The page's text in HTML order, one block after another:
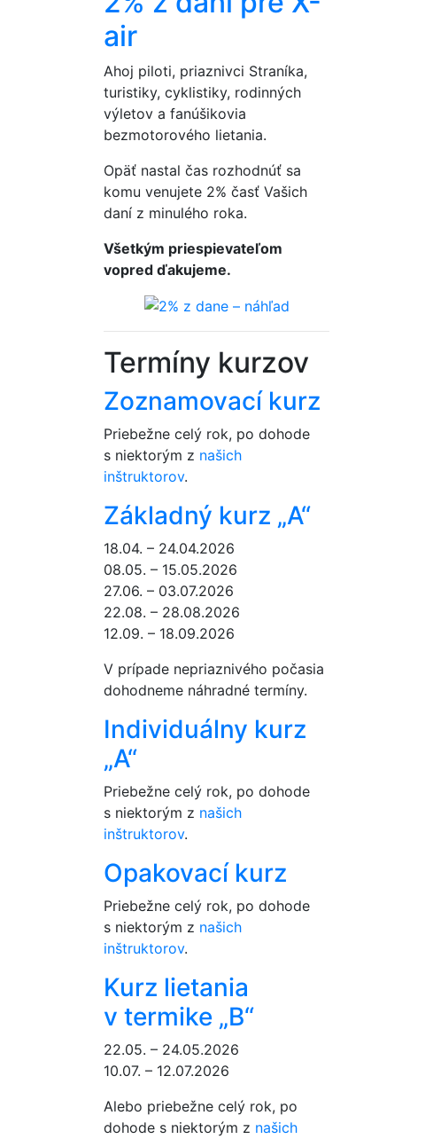
air
Ahoj piloti, priaznivci Straníka,
turistiky, cyklistiky, rodinných
výletov a fanúšikovia
bezmotorového lietania.
Opäť nastal čas rozhodnúť sa
komu venujete 2% časť Vašich
daní z minulého roka.
Všetkým priespievateľom
vopred ďakujeme.
Termíny kurzov
Zoznamovací kurz
Priebežne celý rok, po dohode
s niektorým z našich
inštruktorov.
Základný kurz „A“
18.04. – 24.04.2026
08.05. – 15.05.2026
27.06. – 03.07.2026
22.08. – 28.08.2026
12.09. – 18.09.2026
V prípade nepriaznivého počasia
dohodneme náhradné termíny.
Individuálny kurz
„A“
Priebežne celý rok, po dohode
s niektorým z našich
inštruktorov.
Opakovací kurz
Priebežne celý rok, po dohode
s niektorým z našich
inštruktorov.
Kurz lietania
v termike „B“
22.05. – 24.05.2026
10.07. – 12.07.2026
Alebo priebežne celý rok, po
dohode s niektorým z našich